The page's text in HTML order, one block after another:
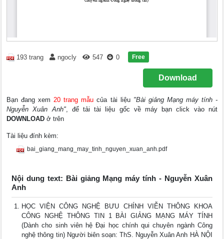
193 trang ngocly 547 0 Free
Download
Bạn đang xem20 trang mẫu của tài liệu "Bài giảng Mạng máy tính -
Nguyễn Xuân Anh", để tải tài liệu gốc về máy bạn click vào nút
DOWNLOAD ở trên
Tài liệu đính kèm:
bai_giang_mang_may_tinh_nguyen_xuan_anh.pdf
Nội dung text: Bài giảng Mạng máy tính - Nguyễn Xuân
Anh
HỌC VIỆN CÔNG NGHỆ BƯU CHÍNH VIỄN THÔNG KHOA
CÔNG NGHỆ THÔNG TIN 1 BÀI GIẢNG MẠNG MÁY TÍNH
(Dành cho sinh viên hệ Đại học chính qui chuyên ngành Công
nghệ thông tin) Người biên soạn: ThS. Nguyễn Xuân Anh HÀ NỘI